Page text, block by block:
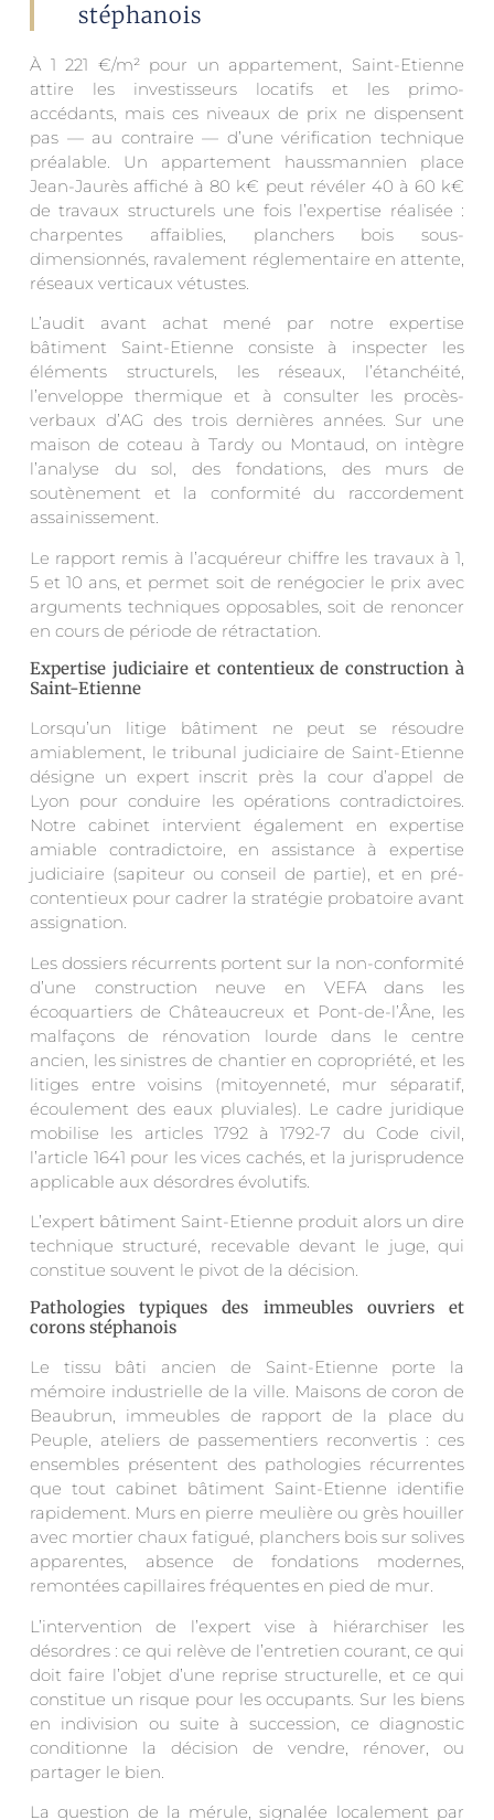
stéphanois
À 1 221 €/m² pour un appartement, Saint-Etienne
attire les investisseurs locatifs et les primo-
accédants, mais ces niveaux de prix ne dispensent
pas — au contraire — d’une vérification technique
préalable. Un appartement haussmannien place
Jean-Jaurès affiché à 80 k€ peut révéler 40 à 60 k€
de travaux structurels une fois l’expertise réalisée :
charpentes affaiblies, planchers bois sous-
dimensionnés, ravalement réglementaire en attente,
réseaux verticaux vétustes.
L’audit avant achat mené par notre expertise
bâtiment Saint-Etienne consiste à inspecter les
éléments structurels, les réseaux, l’étanchéité,
l’enveloppe thermique et à consulter les procès-
verbaux d’AG des trois dernières années. Sur une
maison de coteau à Tardy ou Montaud, on intègre
l’analyse du sol, des fondations, des murs de
soutènement et la conformité du raccordement
assainissement.
Le rapport remis à l’acquéreur chiffre les travaux à 1,
5 et 10 ans, et permet soit de renégocier le prix avec
arguments techniques opposables, soit de renoncer
en cours de période de rétractation.
Expertise judiciaire et contentieux de construction à
Saint-Etienne
Lorsqu’un litige bâtiment ne peut se résoudre
amiablement, le tribunal judiciaire de Saint-Etienne
désigne un expert inscrit près la cour d’appel de
Lyon pour conduire les opérations contradictoires.
Notre cabinet intervient également en expertise
amiable contradictoire, en assistance à expertise
judiciaire (sapiteur ou conseil de partie), et en pré-
contentieux pour cadrer la stratégie probatoire avant
assignation.
Les dossiers récurrents portent sur la non-conformité
d’une construction neuve en VEFA dans les
écoquartiers de Châteaucreux et Pont-de-l’Âne, les
malfaçons de rénovation lourde dans le centre
ancien, les sinistres de chantier en copropriété, et les
litiges entre voisins (mitoyenneté, mur séparatif,
écoulement des eaux pluviales). Le cadre juridique
mobilise les articles 1792 à 1792-7 du Code civil,
l’article 1641 pour les vices cachés, et la jurisprudence
applicable aux désordres évolutifs.
L’expert bâtiment Saint-Etienne produit alors un dire
technique structuré, recevable devant le juge, qui
constitue souvent le pivot de la décision.
Pathologies typiques des immeubles ouvriers et
corons stéphanois
Le tissu bâti ancien de Saint-Etienne porte la
mémoire industrielle de la ville. Maisons de coron de
Beaubrun, immeubles de rapport de la place du
Peuple, ateliers de passementiers reconvertis : ces
ensembles présentent des pathologies récurrentes
que tout cabinet bâtiment Saint-Etienne identifie
rapidement. Murs en pierre meulière ou grès houiller
avec mortier chaux fatigué, planchers bois sur solives
apparentes, absence de fondations modernes,
remontées capillaires fréquentes en pied de mur.
L’intervention de l’expert vise à hiérarchiser les
désordres : ce qui relève de l’entretien courant, ce qui
doit faire l’objet d’une reprise structurelle, et ce qui
constitue un risque pour les occupants. Sur les biens
en indivision ou suite à succession, ce diagnostic
conditionne la décision de vendre, rénover, ou
partager le bien.
La question de la mérule, signalée localement par